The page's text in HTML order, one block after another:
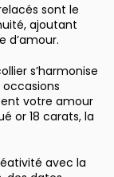
sont le
ajoutant
d’amour.
s’harmonise
votre amour
or 18 carats, la
avec la